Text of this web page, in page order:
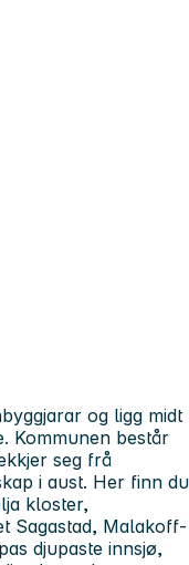
og ligg midt
Kommunen består
seg frå
i aust. Her finn du
kloster,
Sagastad, Malakoff-
djupaste innsjø,